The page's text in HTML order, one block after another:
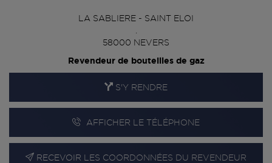
LA SABLIERE - SAINT ELOI
58000 NEVERS
Revendeur de bouteilles de gaz
S'Y RENDRE
AFFICHER LE TÉLÉPHONE
RECEVOIR LES COORDONNÉES DU REVENDEUR